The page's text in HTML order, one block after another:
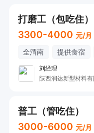
打磨工（包吃住）
3300-4000 元/月
全渭南 提供食宿
刘经理
陕西润达新型材料有
普工（管吃住）
3000-6000 元/月